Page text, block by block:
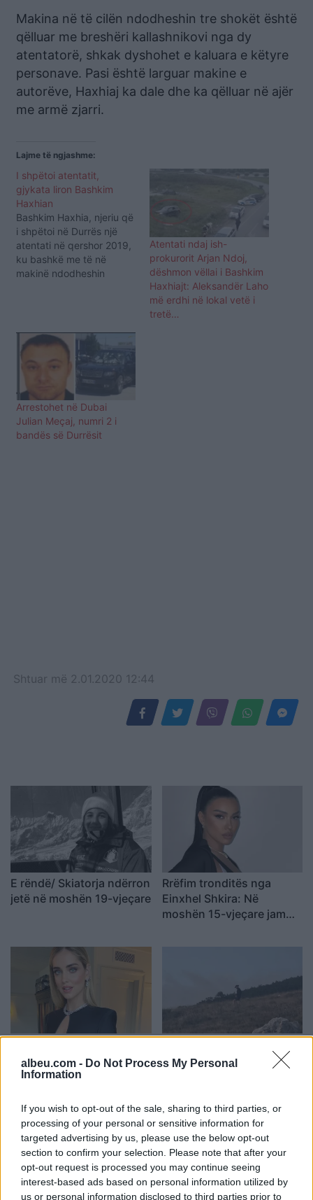
albeu.com - Do Not Process My Personal
Information
If you wish to opt-out of the sale, sharing to third parties, or
processing of your personal or sensitive information for
targeted advertising by us, please use the below opt-out
section to confirm your selection. Please note that after your
opt-out request is processed you may continue seeing
interest-based ads based on personal information utilized by
us or personal information disclosed to third parties prior to
Makina në të cilën ndodheshin tre shokët është
qëlluar me breshëri kallashnikovi nga dy
atentatorë, shkak dyshohet e kaluara e këtyre
personave. Pasi është larguar makine e
autorëve, Haxhiaj ka dale dhe ka qëlluar në ajër
me armë zjarri.
Lajme të ngjashme:
I shpëtoi atentatit,
gjykata liron Bashkim
Haxhian
Bashkim Haxhia, njeriu që
i shpëtoi në Durrës një
atentati në qershor 2019,
ku bashkë me të në
makinë ndodheshin
marrë dy javë më parë
nga gjyqtari i seancës
paraprake Vladimir
Atentati ndaj ish-
prokurorit Arjan Ndoj,
dëshmon vëllai i Bashkim
Haxhiajt: Aleksandër Laho
më erdhi në lokal vetë i
tretë…
Arrestohet në Dubai
Julian Meçaj, numri 2 i
bandës së Durrësit
Shtuar më 2.01.2020 12:44
E rëndë/ Skiatorja ndërron
jetë në moshën 19-vjeçare
Rrëfim tronditës nga
Einxhel Shkira: Në
moshën 15-vjeçare jam…
e dashuruar se kurrë,
kush është CEO që i
ndarjes
Llogarasë, gjendet pas